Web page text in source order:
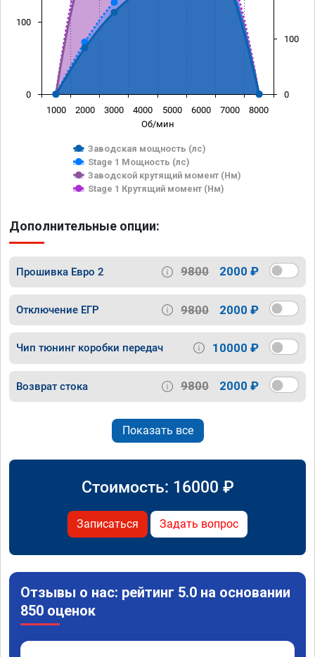
Об/мин
Заводская мощность (лс)
Stage 1 Мощность (лс)
Заводской крутящий момент (Нм)
Stage 1 Крутящий момент (Нм)
1000 2000 3000 4000 5000 6000 7000 8000
0
100
0
100
Дополнительные опции:
Прошивка Евро 2 9800 2000 ₽
Отключение ЕГР 9800 2000 ₽
Чип тюнинг коробки передач 10000 ₽
Возврат стока 9800 2000 ₽
Показать все
Стоимость: 16000 ₽
Записаться Задать вопрос
Отзывы о нас: рейтинг 5.0 на основании
850 оценок